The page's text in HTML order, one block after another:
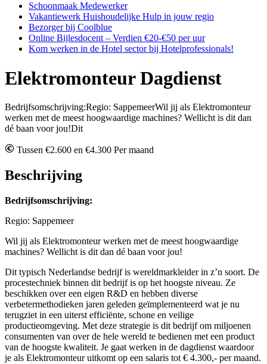
Schoonmaak Medewerker
Vakantiewerk Huishoudelijke Hulp in jouw regio
Bezorger bij Coolblue
Online Bijlesdocent – Verdien €20-€50 per uur
Kom werken in de Hotel sector bij Hotelprofessionals!
Elektromonteur Dagdienst
Bedrijfsomschrijving:Regio: SappemeerWil jij als Elektromonteur
werken met de meest hoogwaardige machines? Wellicht is dit dan
dé baan voor jou!Dit
Tussen €2.600 en €4.300 Per maand
Beschrijving
Bedrijfsomschrijving:
Regio: Sappemeer
Wil jij als Elektromonteur werken met de meest hoogwaardige
machines? Wellicht is dit dan dé baan voor jou!
Dit typisch Nederlandse bedrijf is wereldmarkleider in z’n soort. De
procestechniek binnen dit bedrijf is op het hoogste niveau. Ze
beschikken over een eigen R&D en hebben diverse
verbetermethodieken jaren geleden geïmplementeerd wat je nu
terugziet in een uiterst efficiënte, schone en veilige
productieomgeving. Met deze strategie is dit bedrijf om miljoenen
consumenten van over de hele wereld te bedienen met een product
van de hoogste kwaliteit. Je gaat werken in de dagdienst waardoor
je als Elektromonteur uitkomt op een salaris tot € 4.300,- per maand.